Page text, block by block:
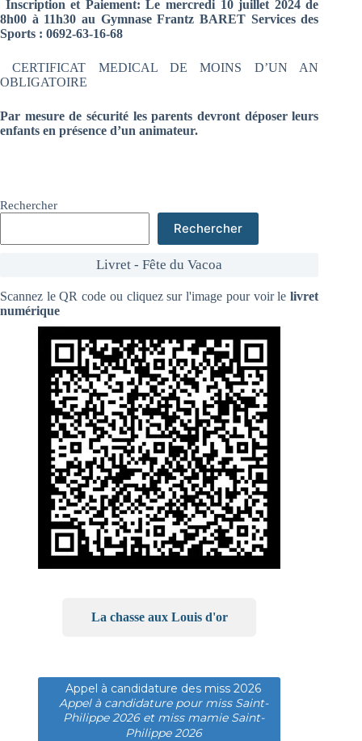
Inscription et Paiement: Le mercredi 10 juillet 2024 de
8h00 à 11h30 au Gymnase Frantz BARET Services des
Sports : 0692-63-16-68
CERTIFICAT MEDICAL DE MOINS D’UN AN
OBLIGATOIRE
Par mesure de sécurité les parents devront déposer leurs
enfants en présence d’un animateur.
Rechercher
Rechercher
Livret - Fête du Vacoa
Scannez le QR code ou cliquez sur l'image pour voir lelivret
numérique
La chasse aux Louis d'or
Appel à candidature des miss 2026
Appel à candidature pour miss Saint-
Philippe 2026 et miss mamie Saint-
Philippe 2026